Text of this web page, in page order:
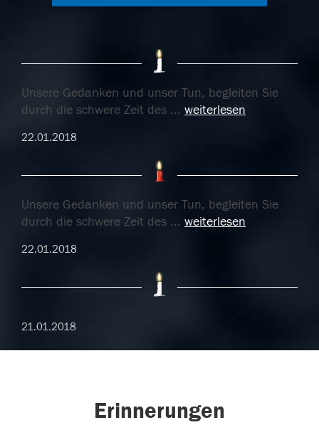
Unsere Gedanken und unser Tun, begleiten Sie
durch die schwere Zeit des ... weiterlesen
22.01.2018
Unsere Gedanken und unser Tun, begleiten Sie
durch die schwere Zeit des ... weiterlesen
22.01.2018
21.01.2018
Erinnerungen